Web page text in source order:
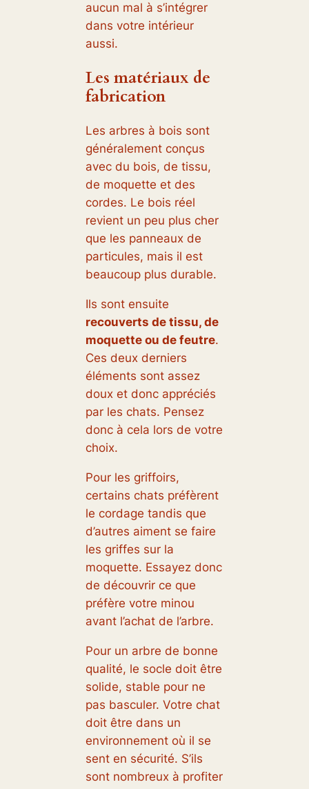
aucun mal à s’intégrer
dans votre intérieur
aussi.
Les matériaux de
fabrication
Les arbres à bois sont
généralement conçus
avec du bois, de tissu,
de moquette et des
cordes. Le bois réel
revient un peu plus cher
que les panneaux de
particules, mais il est
beaucoup plus durable.
Ils sont ensuite
recouverts de tissu, de
moquette ou de feutre.
Ces deux derniers
éléments sont assez
doux et donc appréciés
par les chats. Pensez
donc à cela lors de votre
choix.
Pour les griffoirs,
certains chats préfèrent
le cordage tandis que
d’autres aiment se faire
les griffes sur la
moquette. Essayez donc
de découvrir ce que
préfère votre minou
avant l’achat de l’arbre.
Pour un arbre de bonne
qualité, le socle doit être
solide, stable pour ne
pas basculer. Votre chat
doit être dans un
environnement où il se
sent en sécurité. S’ils
sont nombreux à profiter